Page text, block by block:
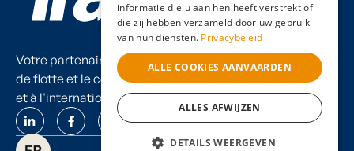
Votre partenaire indépendant pour la gestion
de flotte et le conseil en mobilité en Belgique
et à l'international.
informatie die u aan hen heeft verstrekt of
die zij hebben verzameld door uw gebruik
van hun diensten. Privacybeleid
ALLE COOKIES AANVAARDEN
ALLES AFWIJZEN
DETAILS WEERGEVEN